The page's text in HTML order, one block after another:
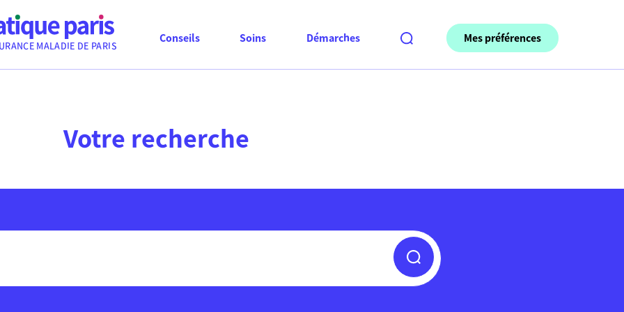
MALADIE DE PARIS
Conseils Soins Démarches Mes préférences
Votre recherche